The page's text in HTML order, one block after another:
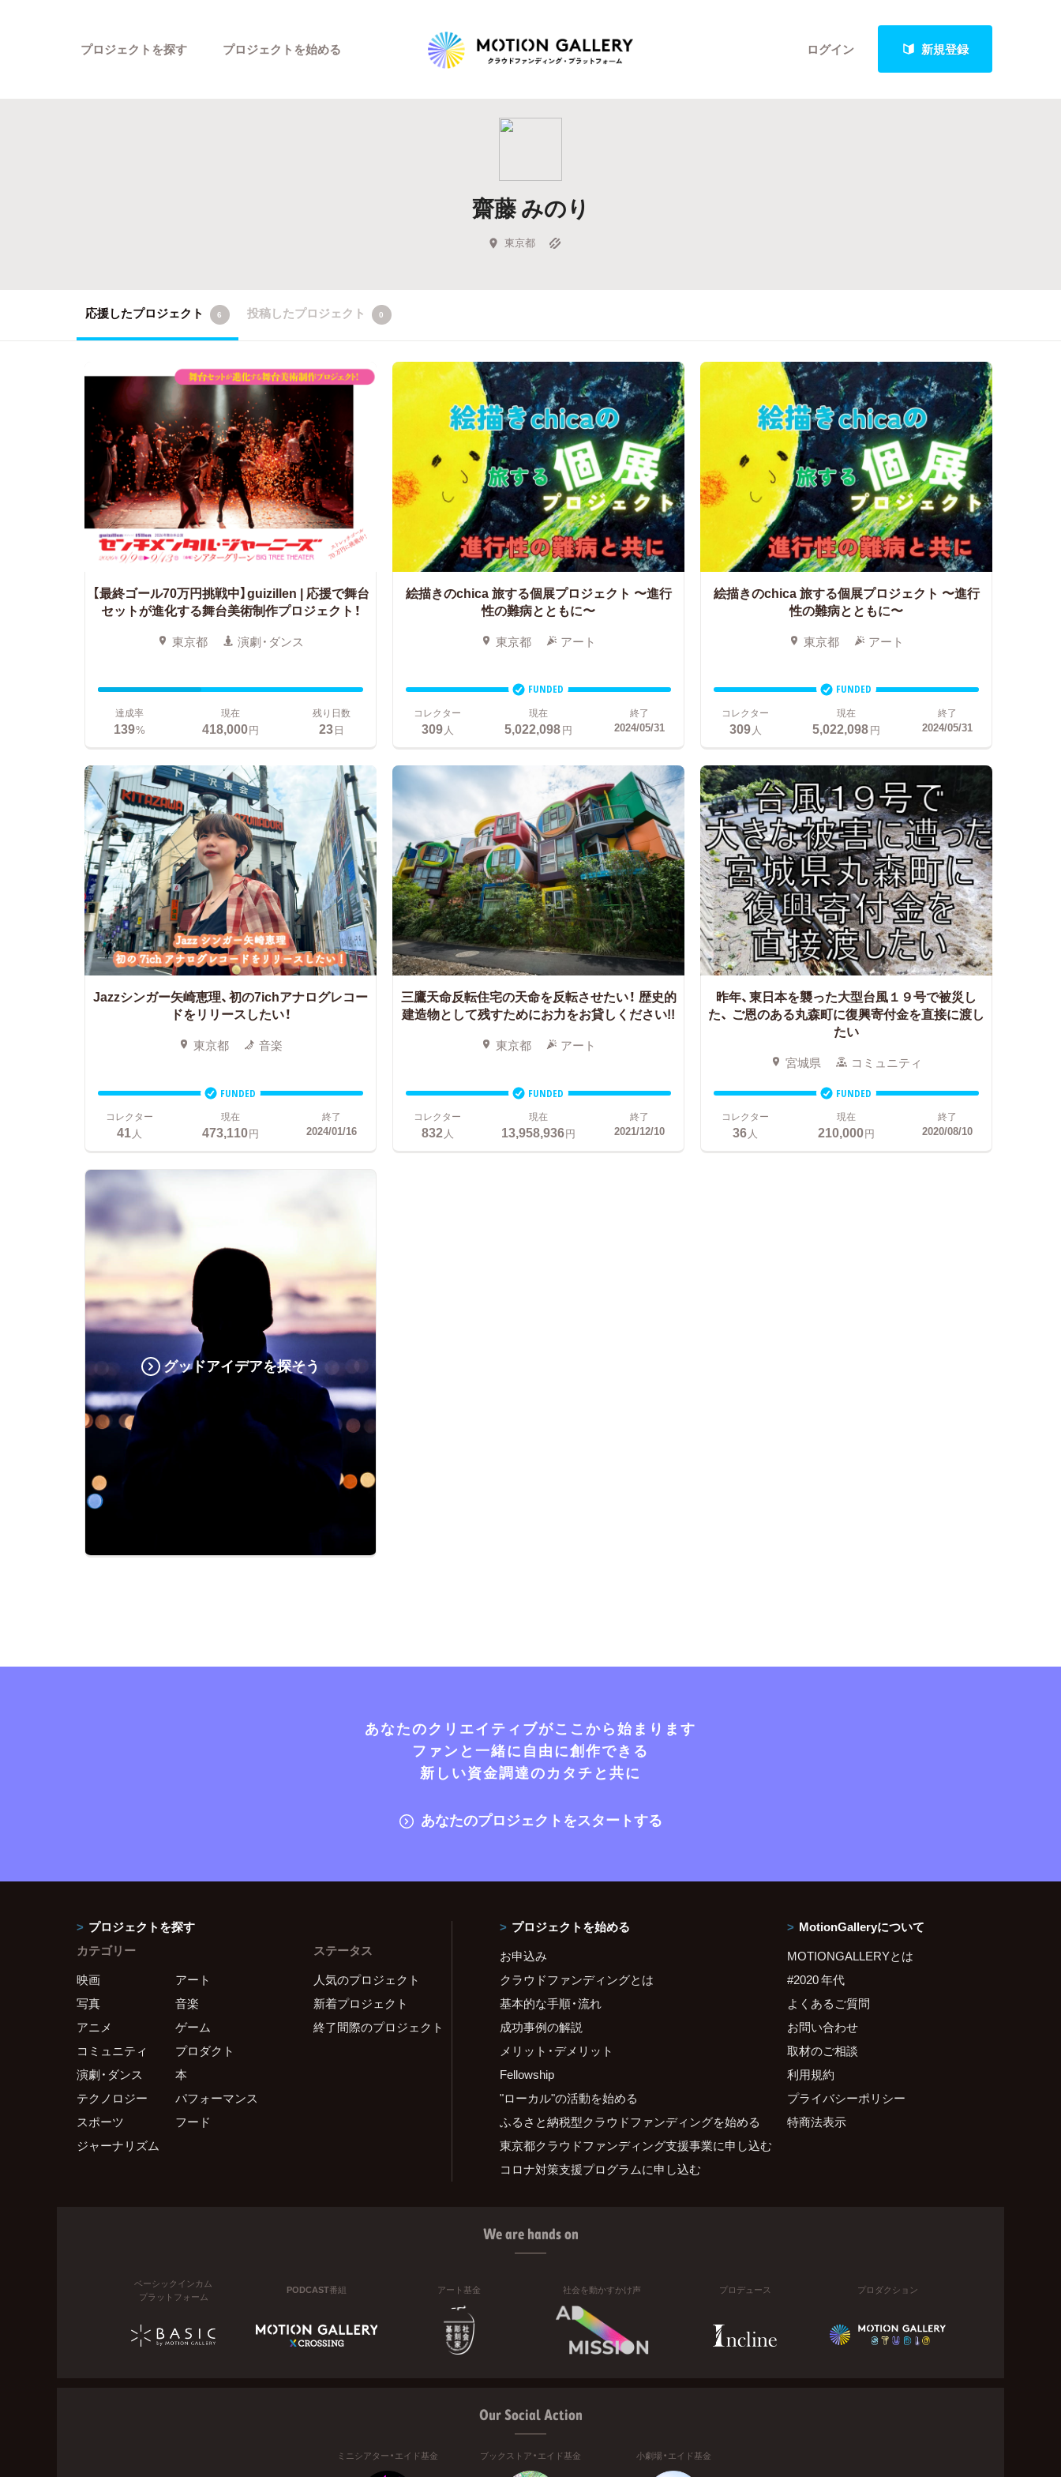
ログイン 新規登録
プロジェクトを探す
Highlight
Feature
キュレーターから探す
プロジェクトを始める
齋藤 みのり
東京都
応援したプロジェクト 6 投稿したプロジェクト 0
【最終ゴール70万円挑戦中】guizillen | 応援で舞台
セットが進化する舞台美術制作プロジェクト！
東京都 演劇・ダンス
達成率
139%
現在
418,000円
残り日数
23日
絵描きのchica 旅する個展プロジェクト 〜進行
性の難病とともに〜
東京都 アート
FUNDED
コレクター
309人
現在
5,022,098円
終了
2024/05/31
絵描きのchica 旅する個展プロジェクト 〜進行
性の難病とともに〜
東京都 アート
FUNDED
コレクター
309人
現在
5,022,098円
終了
2024/05/31
Jazzシンガー矢崎恵理、初の7ichアナログレコー
ドをリリースしたい！
東京都 音楽
FUNDED
コレクター
41人
現在
473,110円
終了
2024/01/16
三鷹天命反転住宅の天命を反転させたい！ 歴史的
建造物として残すためにお力をお貸しください!!
東京都 アート
FUNDED
コレクター
832人
現在
13,958,936円
終了
2021/12/10
昨年、東日本を襲った大型台風１９号で被災し
た、 ご恩のある丸森町に復興寄付金を直接に渡し
たい
宮城県 コミュニティ
FUNDED
コレクター
36人
現在
210,000円
終了
2020/08/10
グッドアイデアを探そう
あなたのクリエイティブがここから始まります
ファンと一緒に自由に創作できる
新しい資金調達のカタチと共に
あなたのプロジェクトをスタートする
プロジェクトを探す
カテゴリー
映画
アート
写真
音楽
アニメ
ゲーム
コミュニティ
プロダクト
演劇・ダンス
本
テクノロジー
パフォーマンス
スポーツ
フード
ジャーナリズム
ステータス
人気のプロジェクト
新着プロジェクト
終了間際のプロジェクト
プロジェクトを始める
お申込み
クラウドファンディングとは
基本的な手順・流れ
成功事例の解説
メリット・デメリット
Fellowship
"ローカル"の活動を始める
ふるさと納税型クラウドファンディングを始める
東京都クラウドファンディング支援事業に申し込む
コロナ対策支援プログラムに申し込む
MotionGalleryについて
MOTIONGALLERYとは
#2020 年代
よくあるご質問
お問い合わせ
取材のご相談
利用規約
プライバシーポリシー
特商法表示
We are hands on
ベーシックインカム
プラットフォーム
PODCAST番組 アート基金 社会を動かすかけ声 プロデュース プロダクション
Our Social Action
ミニシアター・エイド基金 ブックストア・エイド基金 小劇場・エイド基金